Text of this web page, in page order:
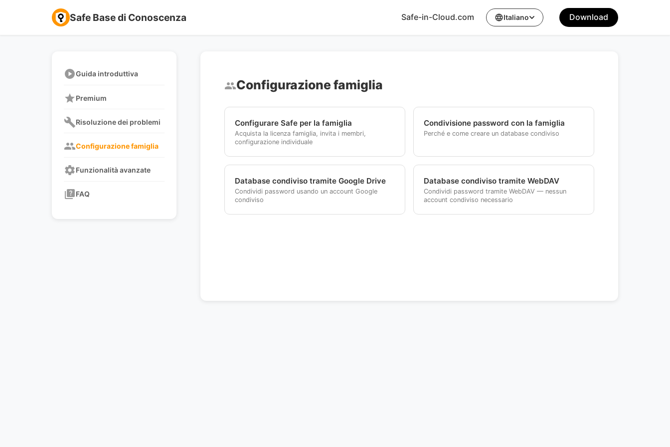
Safe Base di Conoscenza Safe-in-Cloud.com languageItaliano Download
play_circleGuida introduttiva
starPremium
buildRisoluzione dei problemi
groupConfigurazione famiglia
settingsFunzionalità avanzate
quizFAQ
groupConfigurazione famiglia
Configurare Safe per la famiglia
Acquista la licenza famiglia, invita i membri,
configurazione individuale
Condivisione password con la famiglia
Perché e come creare un database condiviso
Database condiviso tramite Google Drive
Condividi password usando un account Google
condiviso
Database condiviso tramite WebDAV
Condividi password tramite WebDAV — nessun
account condiviso necessario